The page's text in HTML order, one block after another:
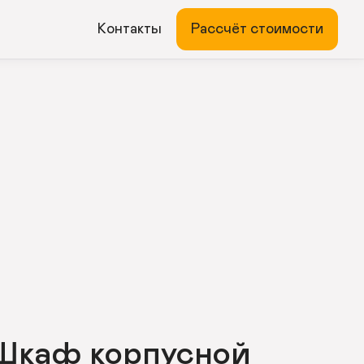
Контакты Рассчёт стоимости
корпусной